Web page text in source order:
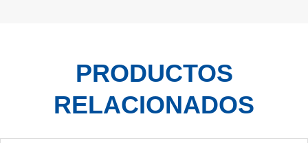
PRODUCTOS
RELACIONADOS